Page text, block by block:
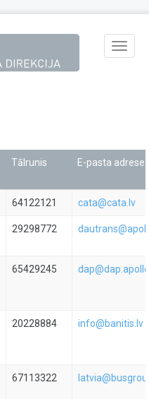
Toggle
Tālrunis E-pasta adrese
64122121 cata@cata.lv
29298772
65429245
20228884 info@banitis.lv
67113322